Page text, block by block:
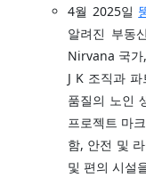
4월 2025일
알려진 부동
Nirvana 국
J K 조직과
품질의 노인
프로젝트 마
함, 안전 및
및 편의 시설